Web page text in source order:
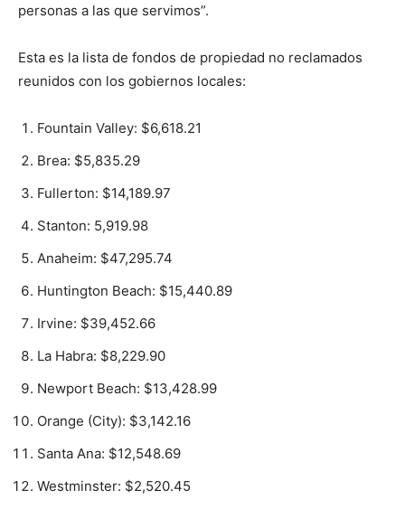
personas a las que servimos”.
Esta es la lista de fondos de propiedad no reclamados
reunidos con los gobiernos locales:
Fountain Valley: $6,618.21
Brea: $5,835.29
Fullerton: $14,189.97
Stanton: 5,919.98
Anaheim: $47,295.74
Huntington Beach: $15,440.89
Irvine: $39,452.66
La Habra: $8,229.90
Newport Beach: $13,428.99
Orange (City): $3,142.16
Santa Ana: $12,548.69
Westminster: $2,520.45